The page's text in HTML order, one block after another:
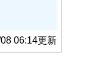
06:14更新